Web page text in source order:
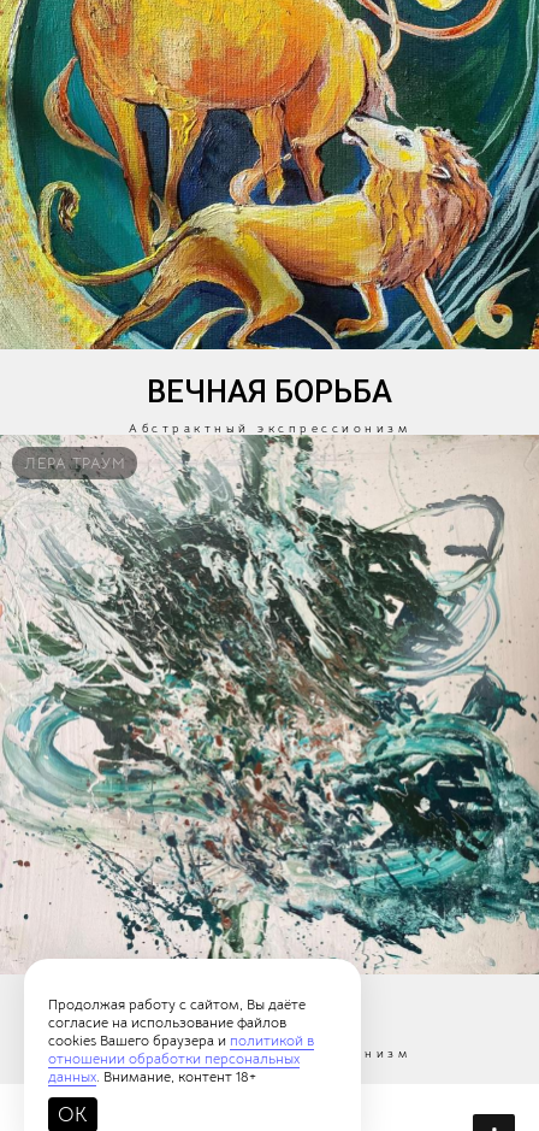
ВЕЧНАЯ БОРЬБА
Абстрактный экспрессионизм
ЛЕРА ТРАУМ
20226/1
Абстрактный экспрессионизм
Продолжая работу с сайтом, Вы даёте
согласие на использование файлов
cookies Вашего браузера и политикой в
отношении обработки персональных
данных. Внимание, контент 18+
OK